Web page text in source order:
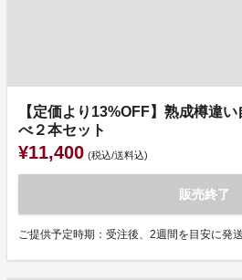
【定価より13%OFF】熟成樽違
べ２本セット
¥11,400 (税込/送料込)
販売終了
ご提供予定時期：受注後、2週間を目安に発